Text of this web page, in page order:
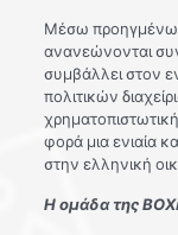
Μέσω
ανανεώνονται
συμβάλλει στον
πολιτικών
φορά μια ενιαία
στην ελληνική
Η ομάδα της